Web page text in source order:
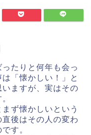
たりと何年も会っ
「懐かしい！」と
ますが、実はその
ず懐かしいという
後はその人の変わ
す。